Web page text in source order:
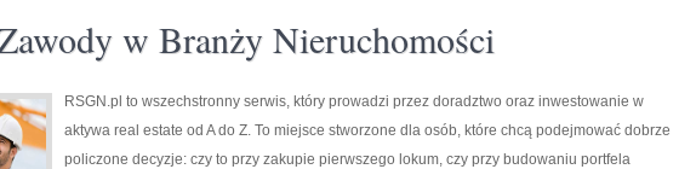
w Branży Nieruchomości
RSGN.pl to wszechstronny serwis, który prowadzi przez doradztwo oraz inwestowanie w
aktywa real estate od A do Z. To miejsce stworzone dla osób, które chcą podejmować dobrze
policzone decyzje: czy to przy zakupie pierwszego lokum, czy przy budowaniu portfela